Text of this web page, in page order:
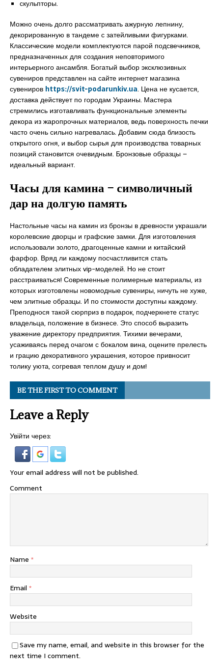
скульпторы.
Можно очень долго рассматривать ажурную лепнину,
декорированную в тандеме с затейливыми фигурками.
Классические модели комплектуются парой подсвечников,
предназначенных для создания неповторимого
интерьерного ансамбля. Богатый выбор эксклюзивных
сувениров представлен на сайте интернет магазина
сувениров https://svit-podarunkiv.ua. Цена не кусается,
доставка действует по городам Украины. Мастера
стремились изготавливать функциональные элементы
декора из жаропрочных материалов, ведь поверхность печки
часто очень сильно нагревалась. Добавим сюда близость
открытого огня, и выбор сырья для производства товарных
позиций становится очевидным. Бронзовые образцы –
идеальный вариант.
Часы для камина – символичный
дар на долгую память
Настольные часы на камин из бронзы в древности украшали
королевские дворцы и графские замки. Для изготовления
использовали золото, драгоценные камни и китайский
фарфор. Вряд ли каждому посчастливится стать
обладателем элитных vip-моделей. Но не стоит
расстраиваться! Современные полимерные материалы, из
которых изготовлены новомодные сувениры, ничуть не хуже,
чем элитные образцы. И по стоимости доступны каждому.
Преподнося такой сюрприз в подарок, подчеркнете статус
владельца, положение в бизнесе. Это способ выразить
уважение директору предприятия. Тихими вечерами,
усаживаясь перед очагом с бокалом вина, оцените прелесть
и грацию декоративного украшения, которое привносит
толику уюта, согревая теплом душу и дом!
BE THE FIRST TO COMMENT
Leave a Reply
Увійти через:
Your email address will not be published.
Comment
Name *
Email *
Website
Save my name, email, and website in this browser for the
next time I comment.